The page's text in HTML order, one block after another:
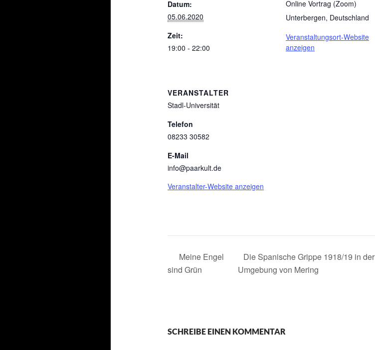
Datum:
05.06.2020
Zeit:
19:00 - 22:00
Online Vortrag (Zoom)
Unterbergen, Deutschland
Veranstaltungsort-Website
anzeigen
VERANSTALTER
Stadl-Universität
Telefon
08233 30582
E-Mail
info@paarkult.de
Veranstalter-Website anzeigen
Meine Engel
sind Grün
Die Spanische Grippe 1918/19 in der
Umgebung von Mering
SCHREIBE EINEN KOMMENTAR